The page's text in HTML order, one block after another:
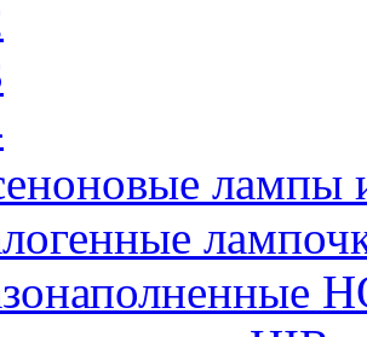
лампы